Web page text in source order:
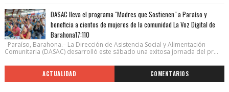
DASAC lleva el programa "Madres que Sostienen" a Paraíso y
beneficia a cientos de mujeres de la comunidad La Voz Digital de
Barahona17:110
Paraíso, Barahona.– La Dirección de Asistencia Social y Alimentación
Comunitaria (DASAC) desarrolló este sábado una exitosa jornada del pr...
ACTUALIDAD COMENTARIOS